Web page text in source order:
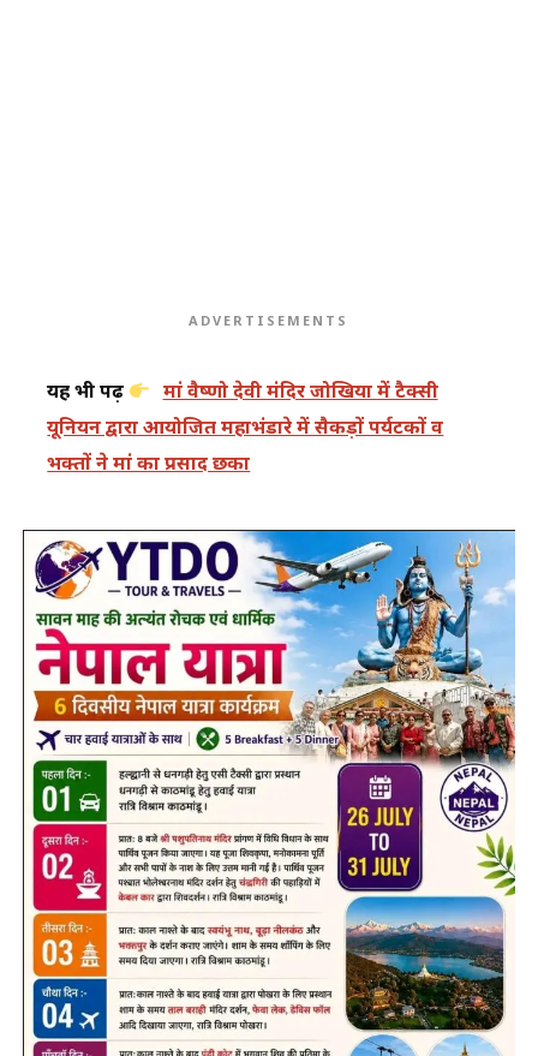
ADVERTISEMENTS
यह भी पढ़ें
मां वैष्णो देवी मंदिर जोखिया में टैक्सी
यूनियन द्वारा आयोजित महाभंडारे में सैकड़ों पर्यटकों व
भक्तों ने मां का प्रसाद छका